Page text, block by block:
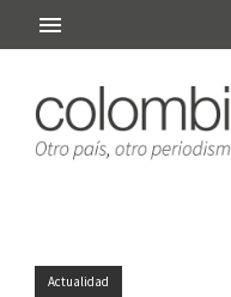
Actualidad